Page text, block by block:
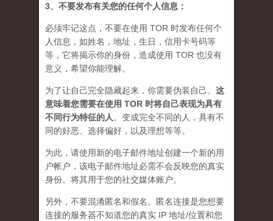
3、不要发布有关您的任何个人信息：
必须牢记这点，不要在使用 TOR 时发布任何个
人信息，如姓名，地址，生日，信用卡号码等
等，它将揭示你的身份，造成使用 TOR 也没有
意义，希望你能理解。
为了让自己完全隐藏起来，你需要伪装自己。 这
意味着您需要在使用 TOR 时将自己表现为具有
不同行为特征的人 。 变成完全不同的人，具有不
同的好恶、选择偏好，以及理想等等。
为此，请使用新的电子邮件地址创建一个新的用
户帐户，该电子邮件地址必需不会反映您的真实
身份。将其用于您的社交媒体账户。
另外，不要混淆匿名和假名。匿名连接是您想要
连接的服务器不知道您的真实 IP 地址/位置和您